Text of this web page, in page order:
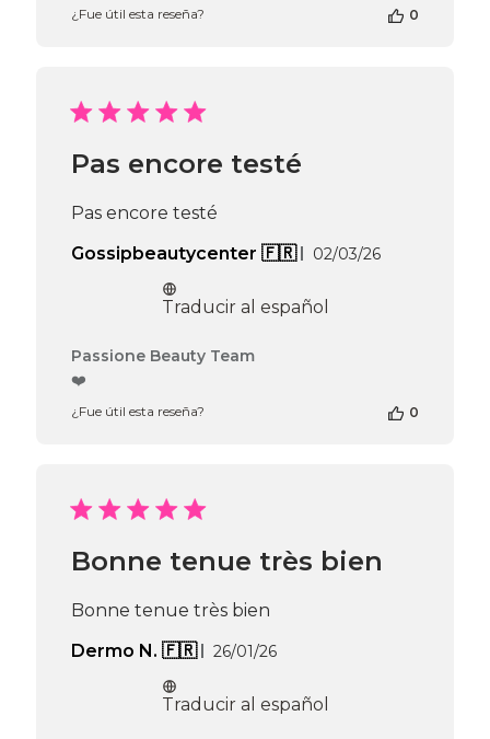
Beauty
Jun
10
¿Fue útil esta reseña? 0
Pas encore testé
Pas encore testé
Gossipbeautycenter 🇫🇷
Fecha
02/03/26
Traducir al español
Comentarios
Passione
Team
el
Thu
Apr
2026
Passione Beauty Team
❤️
¿Fue útil esta reseña? 0
Bonne tenue très bien
Bonne tenue très bien
Dermo N. 🇫🇷
Fecha
publicación
26/01/26
Traducir al español